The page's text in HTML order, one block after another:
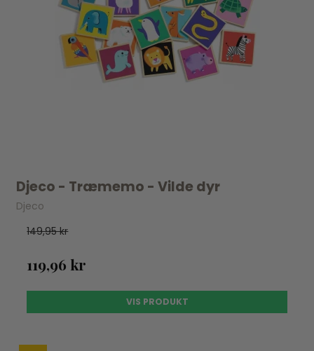
Djeco - Træmemo - Vilde dyr
Djeco
149,95 kr
119,96 kr
VIS PRODUKT